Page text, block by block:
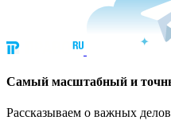
Cамый масштабный и
Рассказываем о важных